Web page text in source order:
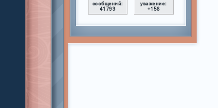
сообщений:
41793
уважение:
+158